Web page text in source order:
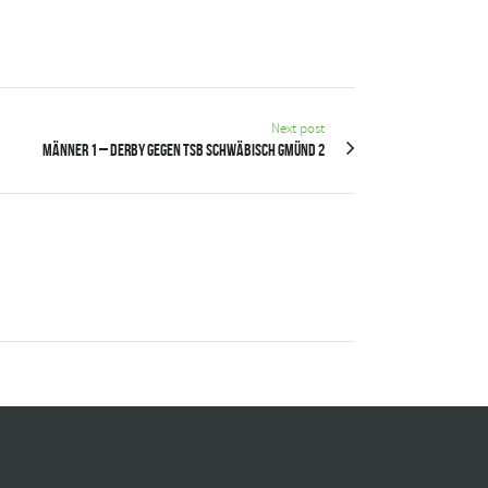
Next post
Männer 1 – Derby gegen TSB Schwäbisch Gmünd 2